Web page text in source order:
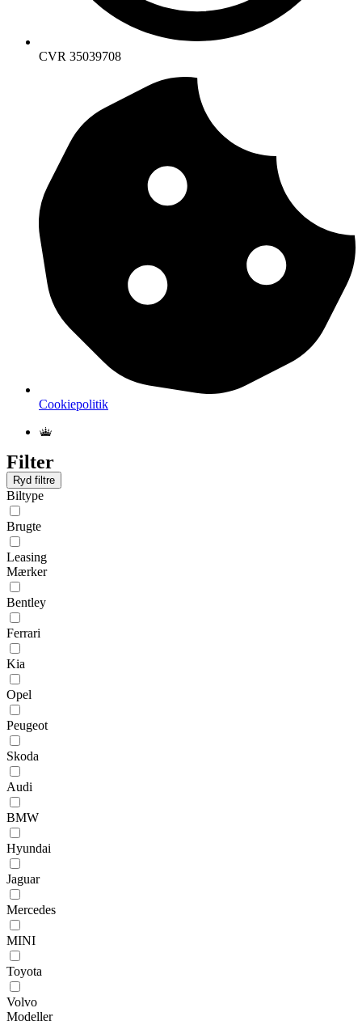
CVR 35039708
Cookiepolitik
Filter
Ryd filtre
Biltype
Brugte
Leasing
Mærker
Bentley
Ferrari
Kia
Opel
Peugeot
Skoda
Audi
BMW
Hyundai
Jaguar
Mercedes
MINI
Toyota
Volvo
Modeller